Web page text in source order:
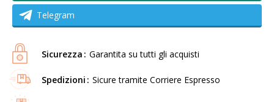
Telegram
Sicurezza Garantita su tutti gli acquisti
Spedizioni Sicure tramite Corriere Espresso